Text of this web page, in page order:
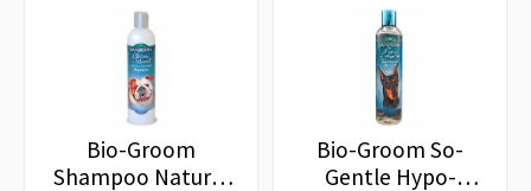
Bio-Groom
Shampoo Natural
Bio-Groom So-
Gentle Hypo-